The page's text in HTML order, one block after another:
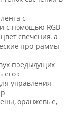
с
с помощью RGB
свечения, а
программы
предыдущих
его с
управления
оранжевые,